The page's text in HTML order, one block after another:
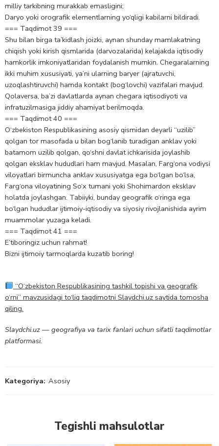
milliy tarkibning murakkab emasligini;
Daryo yoki orografik elementlarning yo‘qligi kabilarni bildiradi.
=== Taqdimot 39 ===
Shu bilan birga ta’kidlash joizki, aynan shunday mamlakatning
chiqish yoki kirish qismlarida (darvozalarida) kelajakda iqtisodiy
hamkorlik imkoniyatlaridan foydalanish mumkin. Chegaralarning
ikki muhim xususiyati, ya’ni ularning baryer (ajratuvchi,
uzoqlashtiruvchi) hamda kontakt (bog‘lovchi) vazifalari mavjud.
Qolaversa, ba’zi davlatlarda aynan chegara iqtisodiyoti va
infratuzilmasiga jiddiy ahamiyat berilmoqda.
=== Taqdimot 40 ===
O‘zbekiston Respublikasining asosiy qismidan deyarli “uzilib”
qolgan tor masofada u bilan bog‘lanib turadigan anklav yoki
batamom uzilib qolgan, qo‘shni davlat ichkarisida joylashib
qolgan eksklav hududlari ham mavjud. Masalan, Farg‘ona vodiysi
viloyatlari birmuncha anklav xususiyatga ega bo‘lgan bo‘lsa,
Farg‘ona viloyatining So‘x tumani yoki Shohimardon eksklav
holatda joylashgan. Tabiiyki, bunday geografik o‘ringa ega
bo‘lgan hududlar ijtimoiy-iqtisodiy va siyosiy rivojlanishida ayrim
muammolar yuzaga keladi.
=== Taqdimot 41 ===
E’tiboringiz uchun rahmat!
Bizni ijtimoiy tarmoqlarda kuzatib boring!
“O‘zbekiston Respublikasining tashkil topishi va geografik
o‘rni” mavzusidagi to‘liq taqdimotni Slaydchi.uz saytida tomosha
qiling.
Slaydchi.uz — geografiya va tarix fanlari uchun sifatli taqdimotlar
platformasi.
Kategoriya: Asosiy
Tegishli mahsulotlar